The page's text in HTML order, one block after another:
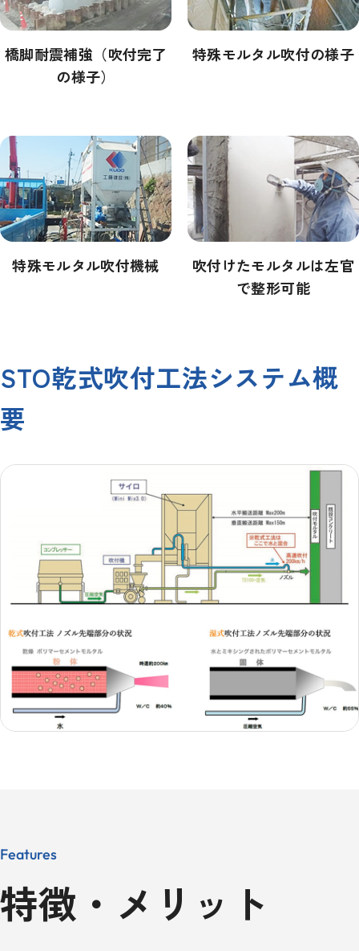
橋脚耐震補強（吹付完了
の様子）
特殊モルタル吹付の様子
特殊モルタル吹付機械
吹付けたモルタルは左官
で整形可能
STO乾式吹付工法システム概
要
Features
特徴・メリット